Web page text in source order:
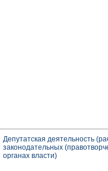
Депутатская деятельность
законодательных
органах власти)